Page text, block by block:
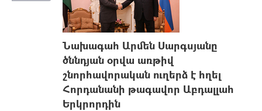
Նախագահ Արմեն Սարգսյանը
ծննդյան օրվա առթիվ
շնորհավորական ուղերձ է հղել
Հորդանանի թագավոր Աբդալլահ
Երկրորդին